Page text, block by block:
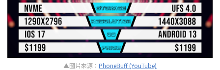
▲圖片來源： PhoneBuff (YouTube)